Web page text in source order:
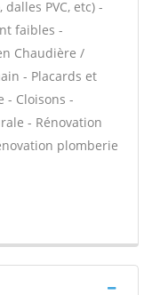
PVC, etc) -
faibles -
Chaudière /
- Placards et
- Cloisons -
- Rénovation
plomberie